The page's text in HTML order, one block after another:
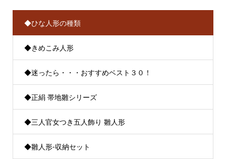
◆ひな人形の種類
◆きめこみ人形
◆迷ったら・・・おすすめベスト３０！
◆正絹 帯地雛シリーズ
◆三人官女つき五人飾り 雛人形
◆雛人形-収納セット